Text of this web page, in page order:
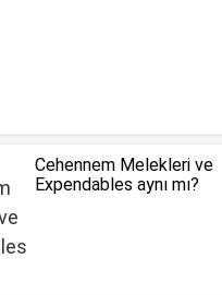
Cehennem Melekleri ve
Expendables aynı mı?